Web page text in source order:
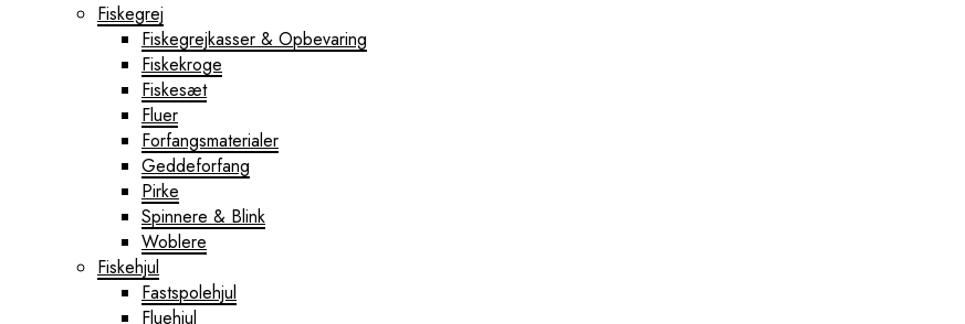
Fiskegrej
Fiskegrejkasser & Opbevaring
Fiskekroge
Fiskesæt
Fluer
Forfangsmaterialer
Geddeforfang
Pirke
Spinnere & Blink
Woblere
Fiskehjul
Fastspolehjul
Fluehjul